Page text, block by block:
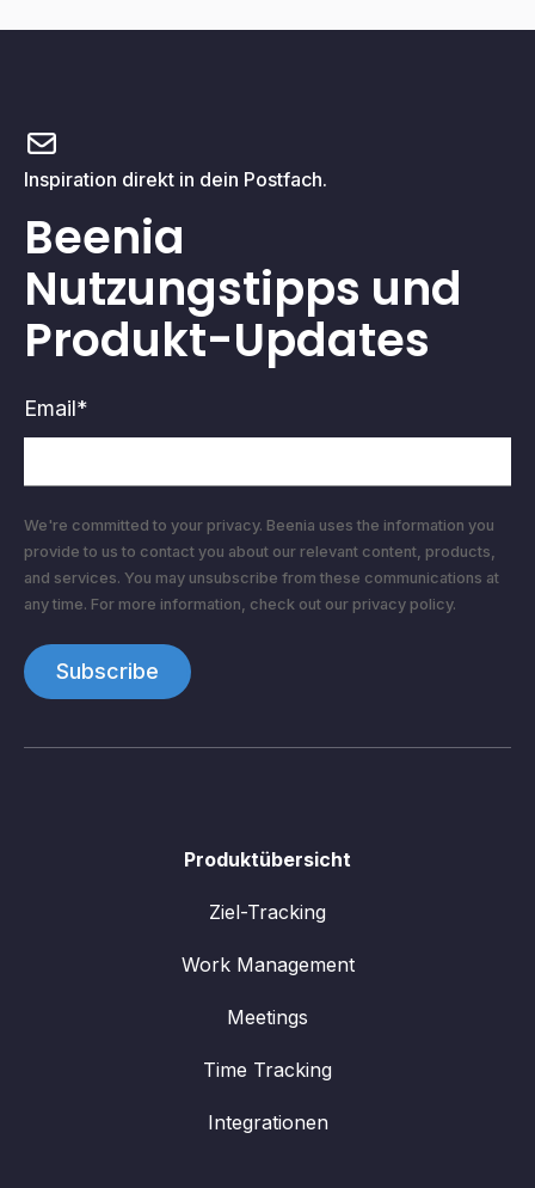
Inspiration direkt in dein Postfach.
Beenia
Nutzungstipps und
Produkt-Updates
Email*
We're committed to your privacy. Beenia uses the information you
provide to us to contact you about our relevant content, products,
and services. You may unsubscribe from these communications at
any time. For more information, check out our privacy policy.
Produktübersicht
Ziel-Tracking
Work Management
Meetings
Time Tracking
Integrationen